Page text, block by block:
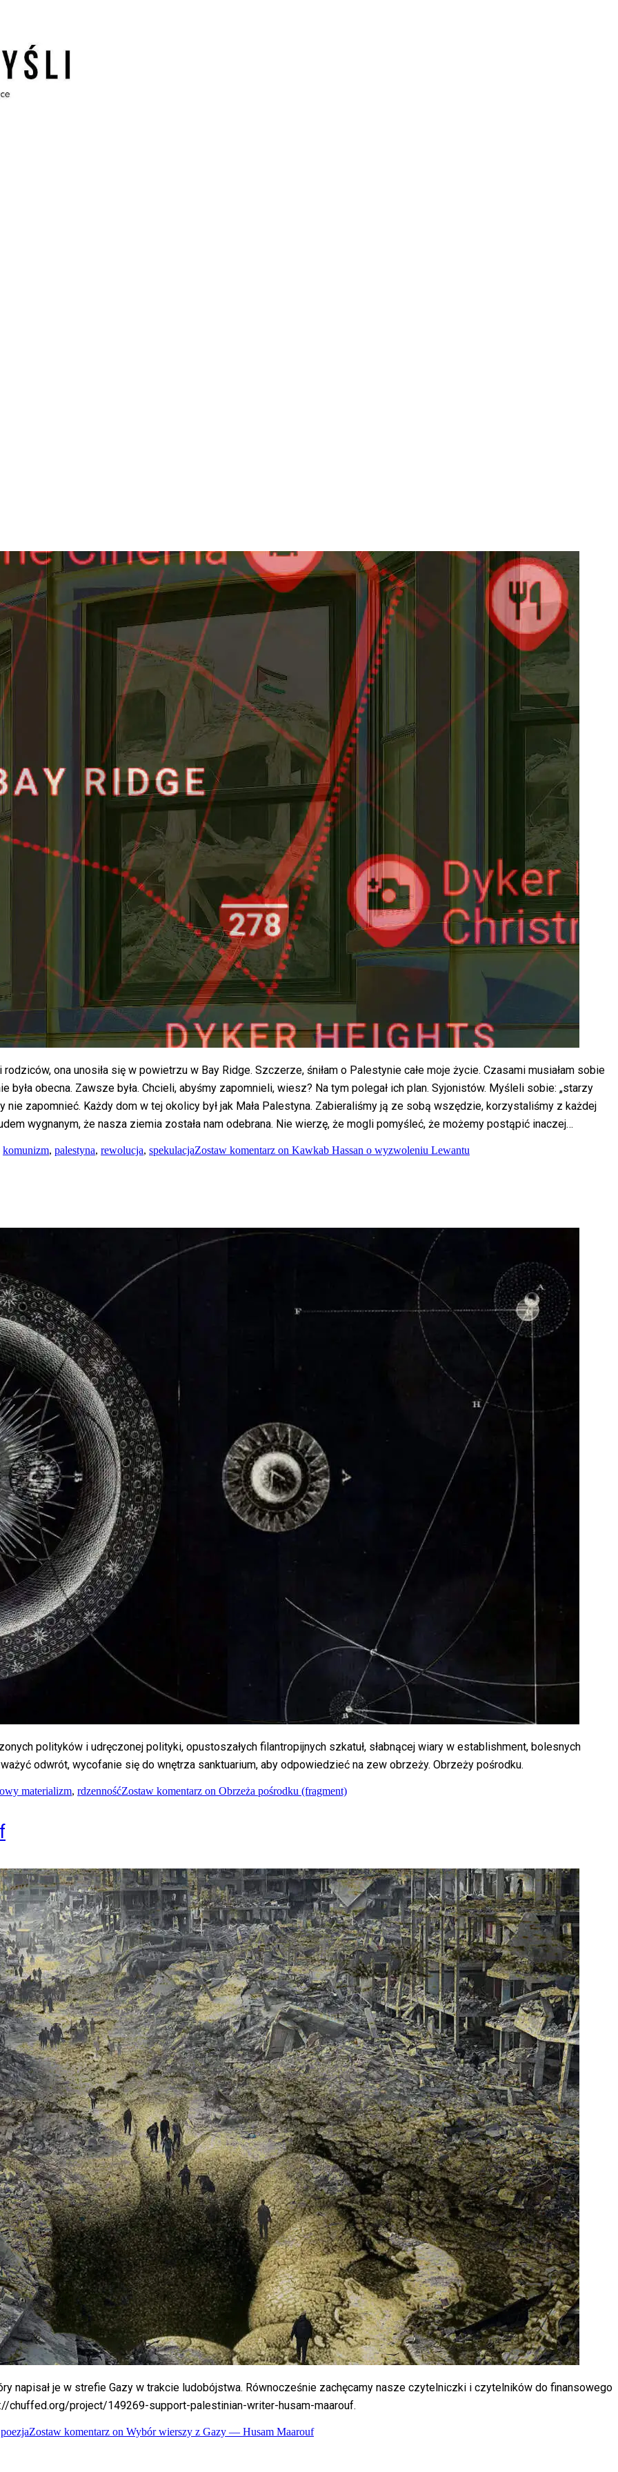
ona unosiła się w powietrzu w Bay Ridge. Szczerze, śniłam o Palestynie całe moje życie. Czasami musiałam sobie
obecna. Zawsze była. Chcieli, abyśmy zapomnieli, wiesz? Na tym polegał ich plan. Syjonistów. Myśleli sobie: „starzy
zapomnieć. Każdy dom w tej okolicy był jak Mała Palestyna. Zabieraliśmy ją ze sobą wszędzie, korzystaliśmy z każdej
wygnanym, że nasza ziemia została nam odebrana. Nie wierzę, że mogli pomyśleć, że możemy postąpić inaczej…
komunizm, palestyna, rewolucja, spekulacjaZostaw komentarz on Kawkab Hassan o wyzwoleniu Lewantu
polityków i udręczonej polityki, opustoszałych filantropijnych szkatuł, słabnącej wiary w establishment, bolesnych
odwrót, wycofanie się do wnętrza sanktuarium, aby odpowiedzieć na zew obrzeży. Obrzeży pośrodku.
materializm, rdzennośćZostaw komentarz on Obrzeża pośrodku (fragment)
napisał je w strefie Gazy w trakcie ludobójstwa. Równocześnie zachęcamy nasze czytelniczki i czytelników do finansowego
chuffed.org/project/149269-support-palestinian-writer-husam-maarouf.
poezjaZostaw komentarz on Wybór wierszy z Gazy — Husam Maarouf